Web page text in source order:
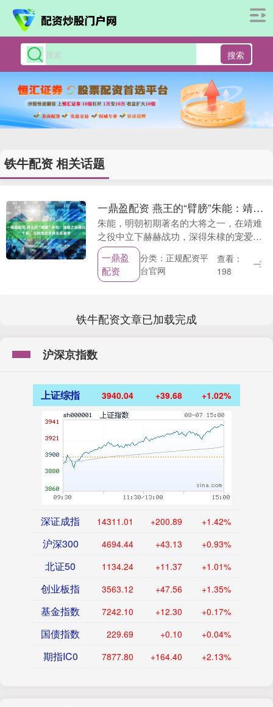
搜索
铁牛配资 相关话题
一鼎盈配资 燕王的“臂膀”朱能：靖难之役横扫千军，没有他就没有永乐皇帝
朱能，明朝初期著名的大将之一，在靖难
之役中立下赫赫战功，深得朱棣的宠爱，
最终被封为国公，是永乐年间四大国公之
一。他的军事才能和忠诚使得他在历史上
占有重要地位，但....
一鼎盈
配资
分类：正规配资平
台官网
查看：
198
铁牛配资文章已加载完成
沪深京指数
上证综指 3940.04 +39.68 +1.02%
深证成指 14311.01 +200.89 +1.42%
沪深300 4694.44 +43.13 +0.93%
北证50 1134.24 +11.37 +1.01%
创业板指 3563.12 +47.56 +1.35%
基金指数 7242.10 +12.30 +0.17%
国债指数 229.69 +0.10 +0.04%
期指IC0 7877.80 +164.40 +2.13%